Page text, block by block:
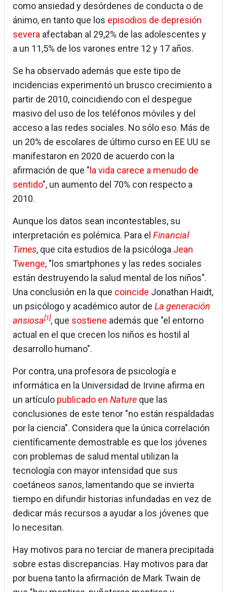
como ansiedad y desórdenes de conducta o de
ánimo, en tanto que los episodios de depresión
severa afectaban al 29,2% de las adolescentes y
a un 11,5% de los varones entre 12 y 17 años.
Se ha observado además que este tipo de
incidencias experimentó un brusco crecimiento a
partir de 2010, coincidiendo con el despegue
masivo del uso de los teléfonos móviles y del
acceso a las redes sociales. No sólo eso. Más de
un 20% de escolares de último curso en EE UU se
manifestaron en 2020 de acuerdo con la
afirmación de que " la vida carece a menudo de
sentido", un aumento del 70% con respecto a
2010.
Aunque los datos sean incontestables, su
interpretación es polémica. Para el Financial
Times, que cita estudios de la psicóloga Jean
Twenge, "los smartphones y las redes sociales
están destruyendo la salud mental de los niños".
Una conclusión en la que coincide Jonathan Haidt,
un psicólogo y académico autor de La generación
ansiosa[1], que sostiene además que "el entorno
actual en el que crecen los niños es hostil al
desarrollo humano".
Por contra, una profesora de psicología e
informática en la Universidad de Irvine afirma en
un artículo publicado en Nature que las
conclusiones de este tenor "no están respaldadas
por la ciencia". Considera que la única correlación
científicamente demostrable es que los jóvenes
con problemas de salud mental utilizan la
tecnología con mayor intensidad que sus
coetáneos sanos, lamentando que se invierta
tiempo en difundir historias infundadas en vez de
dedicar más recursos a ayudar a los jóvenes que
lo necesitan.
Hay motivos para no terciar de manera precipitada
sobre estas discrepancias. Hay motivos para dar
por buena tanto la afirmación de Mark Twain de